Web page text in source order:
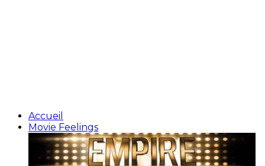
Accueil
Movie Feelings